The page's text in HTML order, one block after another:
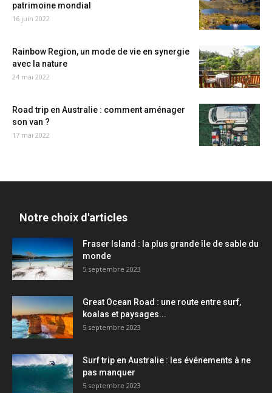
patrimoine mondial
16 juin 2022
Rainbow Region, un mode de vie en synergie
avec la nature
24 mai 2022
Road trip en Australie : comment aménager
son van ?
17 mai 2022
Notre choix d'articles
Fraser Island : la plus grande île de sable du
monde
5 septembre 2023
Great Ocean Road : une route entre surf,
koalas et paysages...
5 septembre 2023
Surf trip en Australie : les événements à ne
pas manquer
5 septembre 2023